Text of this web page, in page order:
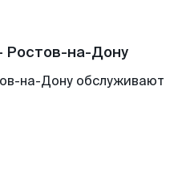
Ростов-на-Дону
на-Дону обслуживают